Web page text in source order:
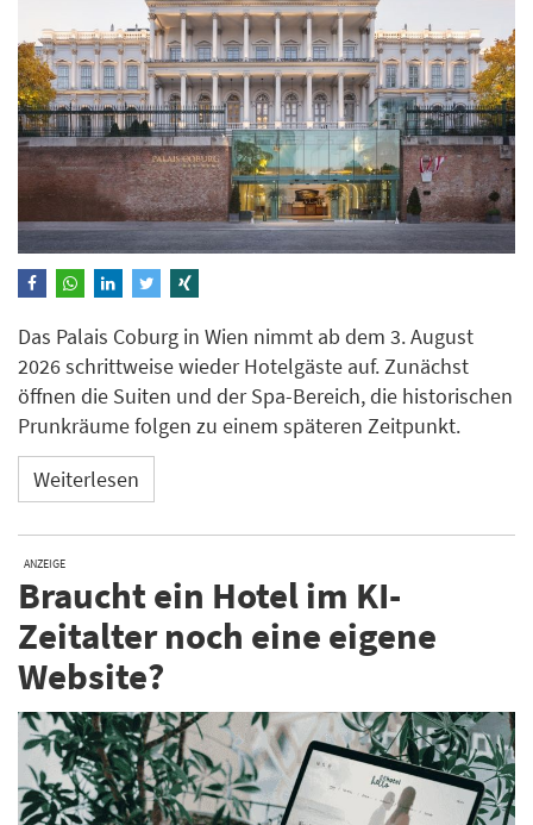
Das Palais Coburg in Wien nimmt ab dem 3. August
2026 schrittweise wieder Hotelgäste auf. Zunächst
öffnen die Suiten und der Spa-Bereich, die historischen
Prunkräume folgen zu einem späteren Zeitpunkt.
Weiterlesen
ANZEIGE
Braucht ein Hotel im KI-
Zeitalter noch eine eigene
Website?